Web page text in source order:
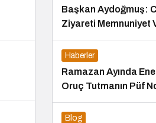
Başkan Aydoğmuş:
Ziyareti Memnuniyet
Haberler
Ramazan Ayında
Oruç Tutmanın Püf
Blog